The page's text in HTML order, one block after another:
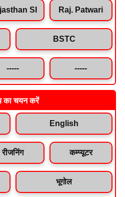
SI Raj. Patwari
BSTC
----- -----
का चयन करें
English
रीजनिंग कम्प्यूटर
भूगोल